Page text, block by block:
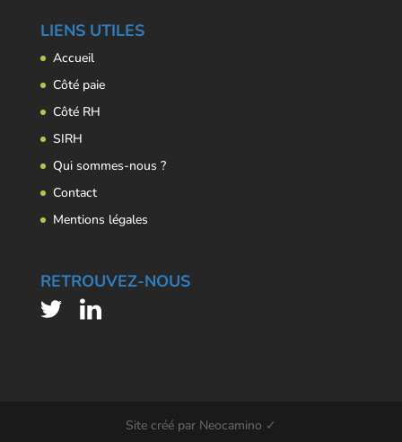
LIENS UTILES
Accueil
Côté paie
Côté RH
SIRH
Qui sommes-nous ?
Contact
Mentions légales
RETROUVEZ-NOUS
Site créé par Neocamino ✓